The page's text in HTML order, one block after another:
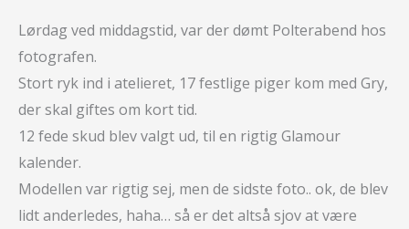
Lørdag ved middagstid, var der dømt Polterabend hos
fotografen.
Stort ryk ind i atelieret, 17 festlige piger kom med Gry,
der skal giftes om kort tid.
12 fede skud blev valgt ud, til en rigtig Glamour
kalender.
Modellen var rigtig sej, men de sidste foto.. ok, de blev
lidt anderledes, haha… så er det altså sjov at være